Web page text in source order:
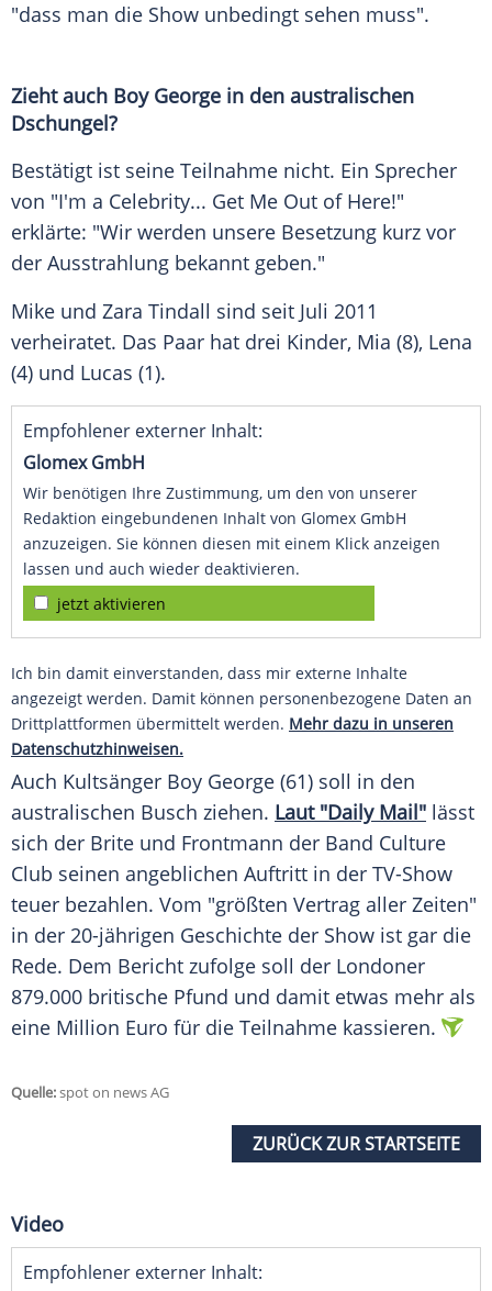
"dass man die Show unbedingt sehen muss".
Zieht auch Boy George in den australischen
Dschungel?
Bestätigt ist seine Teilnahme nicht. Ein Sprecher
von "I'm a Celebrity... Get Me Out of Here!"
erklärte: "Wir werden unsere Besetzung kurz vor
der Ausstrahlung bekannt geben."
Mike und Zara Tindall sind seit Juli 2011
verheiratet. Das Paar hat drei Kinder, Mia (8), Lena
(4) und Lucas (1).
Empfohlener externer Inhalt:
Glomex GmbH
Wir benötigen Ihre Zustimmung, um den von unserer
Redaktion eingebundenen Inhalt von Glomex GmbH
anzuzeigen. Sie können diesen mit einem Klick anzeigen
lassen und auch wieder deaktivieren.
jetzt aktivieren
Ich bin damit einverstanden, dass mir externe Inhalte
angezeigt werden. Damit können personenbezogene Daten an
Drittplattformen übermittelt werden. Mehr dazu in unseren
Datenschutzhinweisen.
Auch Kultsänger Boy George (61) soll in den
australischen Busch ziehen. Laut "Daily Mail" lässt
sich der Brite und Frontmann der Band Culture
Club seinen angeblichen Auftritt in der TV-Show
teuer bezahlen. Vom "größten Vertrag aller Zeiten"
in der 20-jährigen Geschichte der Show ist gar die
Rede. Dem Bericht zufolge soll der Londoner
879.000 britische Pfund und damit etwas mehr als
eine Million Euro für die Teilnahme kassieren.
Quelle:spot on news AG
ZURÜCK ZUR STARTSEITE
Video
Empfohlener externer Inhalt: